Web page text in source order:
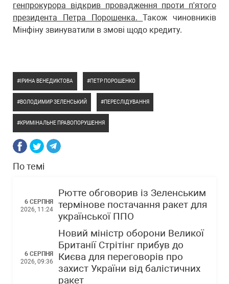
генпрокурора відкрив провадження проти п'ятого
президента Петра Порошенка.Також чиновників
Мінфіну звинуватили в змові щодо кредиту.
ІРИНА ВЕНЕДИКТОВА ПЕТР ПОРОШЕНКО
ВОЛОДИМИР ЗЕЛЕНСЬКИЙ ПЕРЕСЛІДУВАННЯ
КРИМІНАЛЬНЕ ПРАВОПОРУШЕННЯ
По темі
6 СЕРПНЯ
2026, 11:24
Рютте обговорив із Зеленським
термінове постачання ракет для
української ППО
6 СЕРПНЯ
2026, 09:36
Новий міністр оборони Великої
Британії Стрітінг прибув до
Києва для переговорів про
захист України від балістичних
ракет